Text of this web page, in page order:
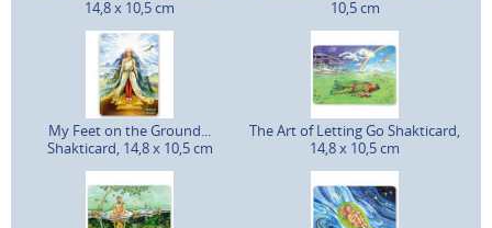
14,8 x 10,5 cm
10,5 cm
My Feet on the Ground...
Shakticard, 14,8 x 10,5 cm
The Art of Letting Go Shakticard,
14,8 x 10,5 cm